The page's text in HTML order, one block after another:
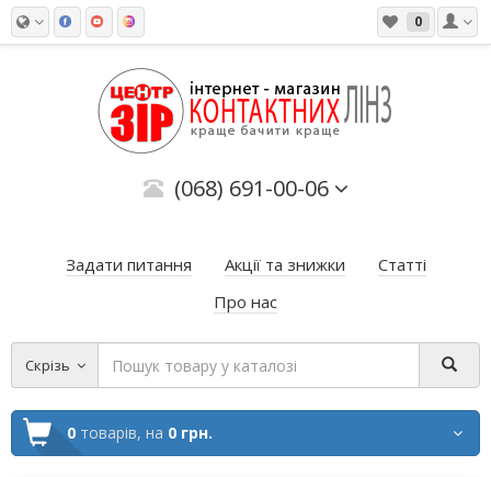
0
(068) 691-00-06
Задати питання Акції та знижки
Статті
Про нас
Скрізь
0 товарів, на 0 грн.